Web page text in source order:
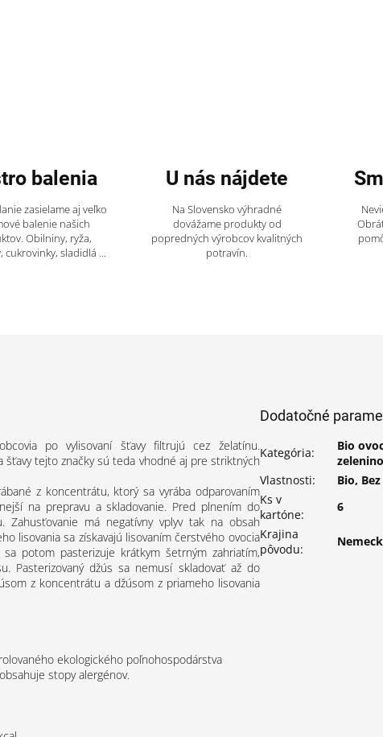
balenia
zasielame aj veľko
balenie našich
Obilniny, ryža,
cukrovinky, sladidlá ...
U nás nájdete
Na Slovensko výhradné
dovážame produkty od
popredných výrobcov kvalitných
potravín.
po vylisovaní šťavy filtrujú cez želatínu.
šťavy tejto značky sú teda vhodné aj pre striktných
z koncentrátu, ktorý sa vyrába odparovaním
na prepravu a skladovanie. Pred plnením do
má negatívny vplyv tak na obsah
lisovania sa získavajú lisovaním čerstvého ovocia
potom pasterizuje krátkym šetrným zahriatím,
Pasterizovaný džús sa nemusí skladovať až do
z koncentrátu a džúsom z priameho lisovania
ekologického poľnohospodárstva
stopy alergénov.
Dodatočné
Kategória:
Bio
Vlastnosti:
Bio,
Ks v
kartóne:
6
Krajina
pôvodu: